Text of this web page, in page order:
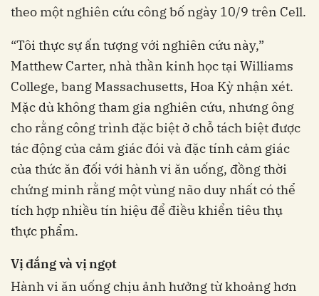
theo một nghiên cứu công bố ngày 10/9 trên Cell.
“Tôi thực sự ấn tượng với nghiên cứu này,”
Matthew Carter, nhà thần kinh học tại Williams
College, bang Massachusetts, Hoa Kỳ nhận xét.
Mặc dù không tham gia nghiên cứu, nhưng ông
cho rằng công trình đặc biệt ở chỗ tách biệt được
tác động của cảm giác đói và đặc tính cảm giác
của thức ăn đối với hành vi ăn uống, đồng thời
chứng minh rằng một vùng não duy nhất có thể
tích hợp nhiều tín hiệu để điều khiển tiêu thụ
thực phẩm.
Vị đắng và vị ngọt
Hành vi ăn uống chịu ảnh hưởng từ khoảng hơn